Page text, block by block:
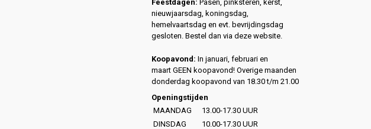
Feestdagen: Pasen, pinksteren, kerst,
nieuwjaarsdag, koningsdag,
hemelvaartsdag en evt. bevrijdingsdag
gesloten. Bestel dan via deze website.
Koopavond: In januari, februari en
maart GEEN koopavond! Overige maanden
donderdag koopavond van 18.30 t/m 21.00
Openingstijden
MAANDAG
13.00-17.30 UUR
DINSDAG
10.00-17.30 UUR